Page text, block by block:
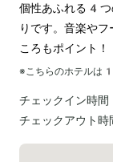
個性あふれる4つ
りです。音楽や
ころもポイント！
※こちらのホテルは
チェックイン時間
チェックアウト時